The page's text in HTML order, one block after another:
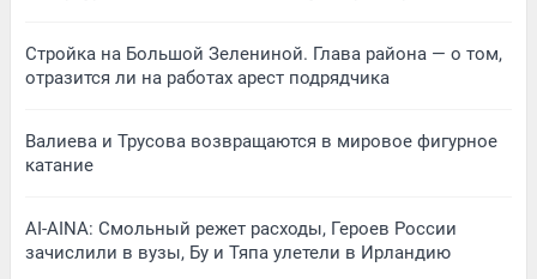
Стройка на Большой Зелениной. Глава района — о том,
отразится ли на работах арест подрядчика
Валиева и Трусова возвращаются в мировое фигурное
катание
AI-AINA: Смольный режет расходы, Героев России
зачислили в вузы, Бу и Тяпа улетели в Ирландию